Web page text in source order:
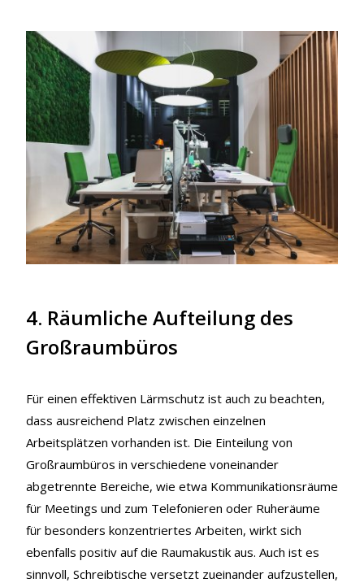
4. Räumliche Aufteilung des
Großraumbüros
Für einen effektiven Lärmschutz ist auch zu beachten,
dass ausreichend Platz zwischen einzelnen
Arbeitsplätzen vorhanden ist. Die Einteilung von
Großraumbüros in verschiedene voneinander
abgetrennte Bereiche, wie etwa Kommunikationsräume
für Meetings und zum Telefonieren oder Ruheräume
für besonders konzentriertes Arbeiten, wirkt sich
ebenfalls positiv auf die Raumakustik aus. Auch ist es
sinnvoll, Schreibtische versetzt zueinander aufzustellen,